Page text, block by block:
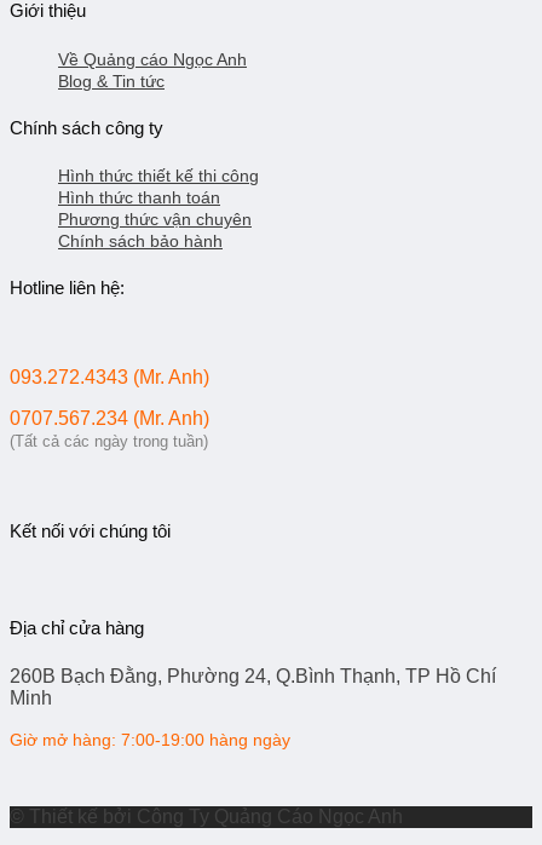
Giới thiệu
Về Quảng cáo Ngọc Anh
Blog & Tin tức
Chính sách công ty
Hình thức thiết kế thi công
Hình thức thanh toán
Phương thức vận chuyên
Chính sách bảo hành
Hotline liên hệ:
093.272.4343 (Mr. Anh)
0707.567.234 (Mr. Anh)
(Tất cả các ngày trong tuần)
Kết nối với chúng tôi
Địa chỉ cửa hàng
260B Bạch Đằng, Phường 24, Q.Bình Thạnh, TP Hồ Chí
Minh
Giờ mở hàng: 7:00-19:00 hàng ngày
© Thiết kế bởi Công Ty Quảng Cáo Ngọc Anh